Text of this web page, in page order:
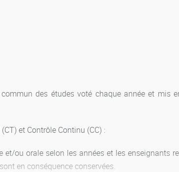
des études voté chaque année et mis
et Contrôle Continu (CC) :
ou orale selon les années et les enseignants
en conséquence conservées.